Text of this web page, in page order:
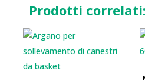
Prodotti correlati: